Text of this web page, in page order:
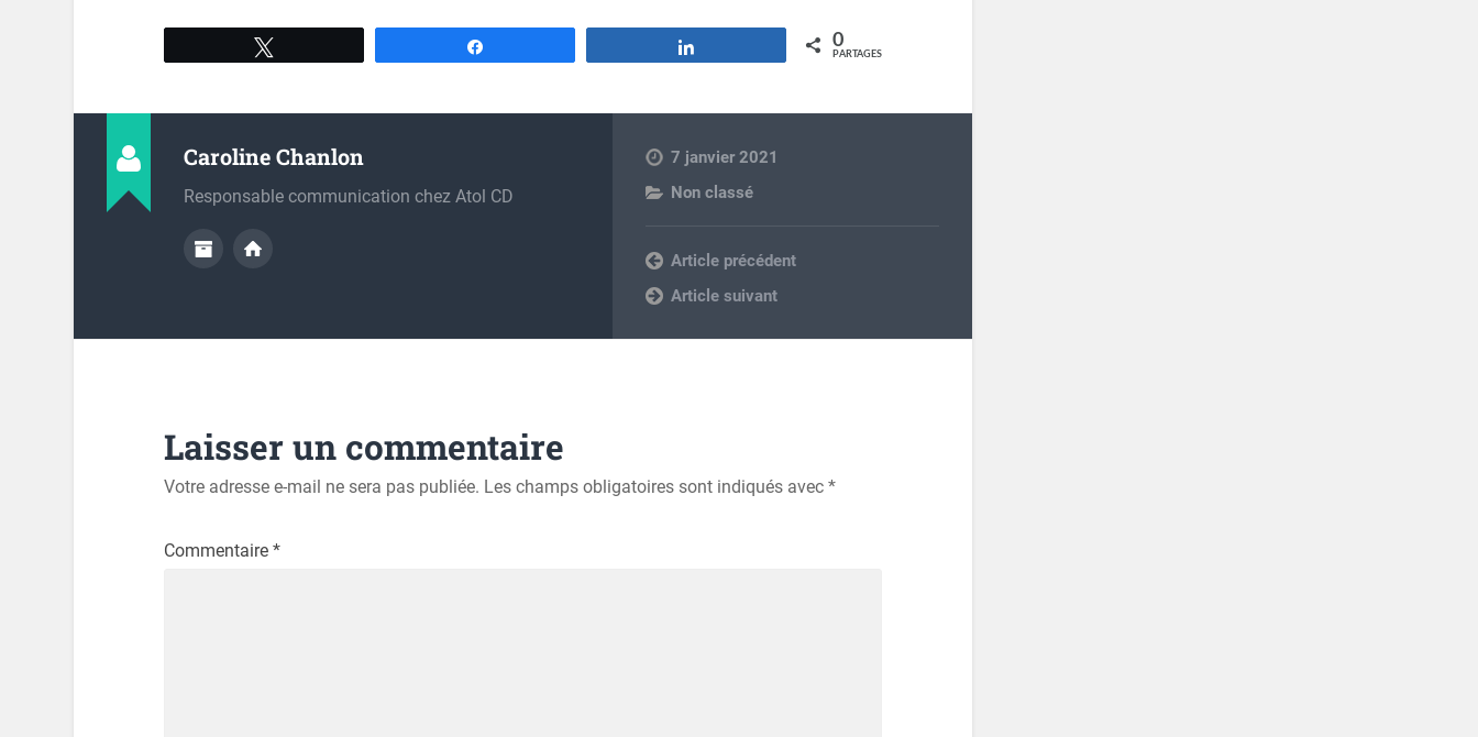
0
PARTAGES
Caroline Chanlon
Responsable communication chez Atol CD
7 janvier 2021
Non classé
Previous post
Next post
Laisser un commentaire
Votre adresse e-mail ne sera pas publiée. Les champs obligatoires sont indiqués avec *
Commentaire *